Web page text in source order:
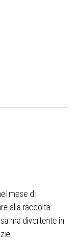
mese di
alla raccolta
ma divertente in